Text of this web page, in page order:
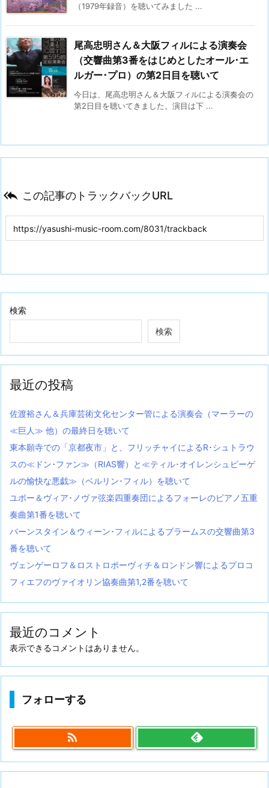
（1979年録音）を聴いてみました ...
尾高忠明さん＆大阪フィルによる演奏会
（交響曲第3番をはじめとしたオール･エ
ルガー･プロ）の第2日目を聴いて
今日は、尾高忠明さん＆大阪フィルによる演奏会の
第2日目を聴いてきました。演目は下 ...
 この記事のトラックバックURL
検索
検索
最近の投稿
佐渡裕さん＆兵庫芸術文化センター管による演奏会（マーラーの
≪巨人≫ 他）の最終日を聴いて
東本願寺での「京都夜市」と、フリッチャイによるR･シュトラウ
スの≪ドン･ファン≫（RIAS響）と≪ティル･オイレンシュピーゲ
ルの愉快な悪戯≫（ベルリン･フィル）を聴いて
ユボー＆ヴィア･ノヴァ弦楽四重奏団によるフォーレのピアノ五重
奏曲第1番を聴いて
バーンスタイン＆ウィーン･フィルによるブラームスの交響曲第3
番を聴いて
ヴェンゲーロフ＆ロストロポーヴィチ＆ロンドン響によるプロコ
フィエフのヴァイオリン協奏曲第1,2番を聴いて
最近のコメント
表示できるコメントはありません。
フォローする
